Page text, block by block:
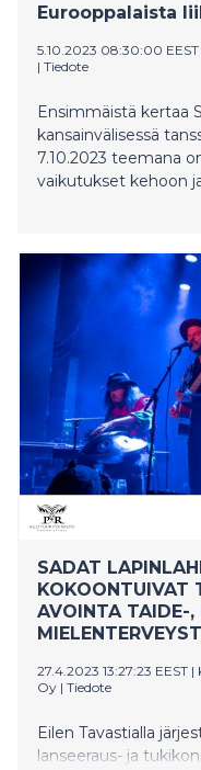
Eurooppalaista
5.10.2023 08:30:00 EEST
| Tiedote
Ensimmäistä kertaa
kansainvälisessä
7.10.2023 teemana
vaikutukset kehoon
SADAT
KOKOONTUIVAT
AVOINTA TAIDE-
27.4.2023 13:27:23 EEST |
Oy | Tiedote
Eilen Tavastialla
lanseeraus- ja